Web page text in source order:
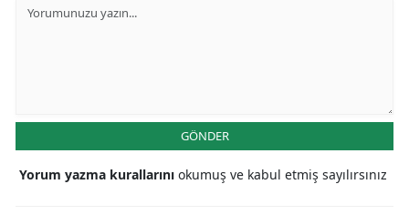
GÖNDER
Yorum yazma kurallarını okumuş ve kabul etmiş sayılırsınız